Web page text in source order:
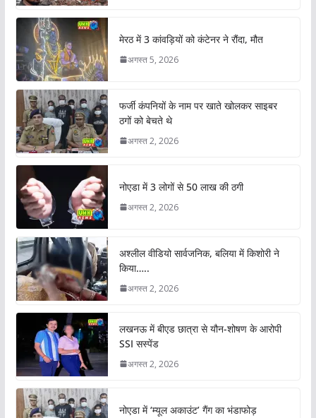
मेरठ में 3 कांवड़ियों को कंटेनर ने रौंदा, मौत
अगस्त 5, 2026
फर्जी कंपनियों के नाम पर खाते खोलकर साइबर
ठगों को बेचते थे
अगस्त 2, 2026
नोएडा में 3 लोगों से 50 लाख की ठगी
अगस्त 2, 2026
अश्लील वीडियो सार्वजनिक, बलिया में किशोरी ने
किया…..
अगस्त 2, 2026
लखनऊ में बीएड छात्रा से यौन-शोषण के आरोपी
SSI सस्पेंड
अगस्त 2, 2026
नोएडा में ‘म्यूल अकाउंट’ गैंग का भंडाफोड़